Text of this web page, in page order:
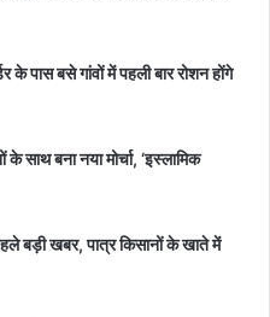
के पास बसे गांवों में पहली बार रोशन होंगे
साथ बना नया मोर्चा, ‘इस्लामिक
बड़ी खबर, पात्र किसानों के खाते में